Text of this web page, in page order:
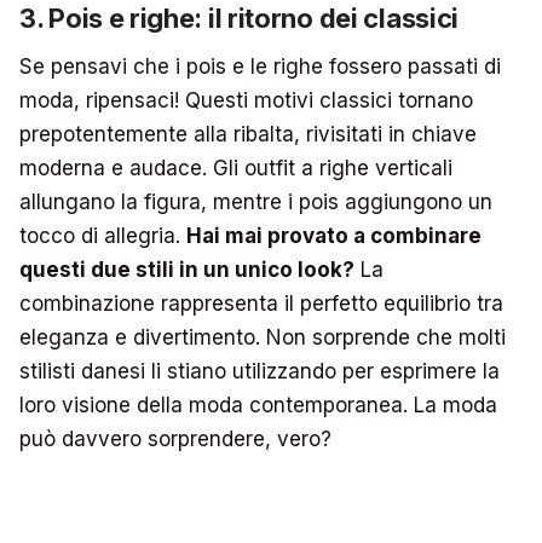
3. Pois e righe: il ritorno dei classici
Se pensavi che i pois e le righe fossero passati di
moda, ripensaci! Questi motivi classici tornano
prepotentemente alla ribalta, rivisitati in chiave
moderna e audace. Gli outfit a righe verticali
allungano la figura, mentre i pois aggiungono un
tocco di allegria. Hai mai provato a combinare
questi due stili in un unico look? La
combinazione rappresenta il perfetto equilibrio tra
eleganza e divertimento. Non sorprende che molti
stilisti danesi li stiano utilizzando per esprimere la
loro visione della moda contemporanea. La moda
può davvero sorprendere, vero?